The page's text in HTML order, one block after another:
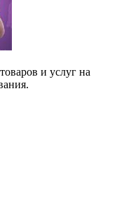
и услуг на